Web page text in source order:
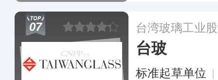
造基地，营销网
07 台湾玻璃工业
台玻
标准起草单位 |